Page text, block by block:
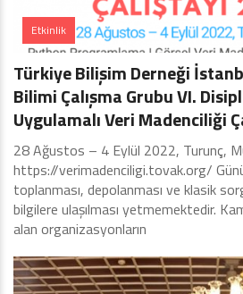
Etkinlik
Türkiye Bilişim Derneği
Bilimi Çalışma Grubu VI.
Uygulamalı Veri Madenciliği
28 Ağustos – 4 Eylül 2022, Turunç,
https://verimadenciligi.tovak.org/
toplanması, depolanması ve klasik
bilgilere ulaşılması yetmemektedir.
alan organizasyonların